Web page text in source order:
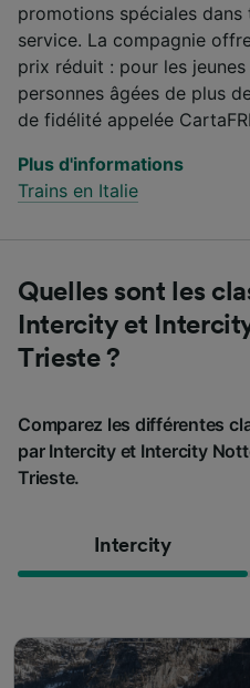
promotions spéciales
service. La compagnie
prix réduit : pour les
personnes âgées de plus
de fidélité appelée
Plus d'informations
Trains en Italie
Quelles sont les
Intercity et
Trieste ?
Comparez les différentes
par Intercity et Intercity
Trieste.
Intercity